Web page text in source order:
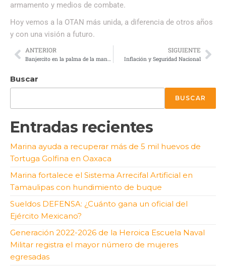
armamento y medios de combate.
Hoy vemos a la OTAN más unida, a diferencia de otros años
y con una visión a futuro.
ANTERIOR
Banjercito en la palma de la mano de todo militar
SIGUIENTE
Inflación y Seguridad Nacional
Buscar
BUSCAR
Entradas recientes
Marina ayuda a recuperar más de 5 mil huevos de
Tortuga Golfina en Oaxaca
Marina fortalece el Sistema Arrecifal Artificial en
Tamaulipas con hundimiento de buque
Sueldos DEFENSA: ¿Cuánto gana un oficial del
Ejército Mexicano?
Generación 2022-2026 de la Heroica Escuela Naval
Militar registra el mayor número de mujeres
egresadas